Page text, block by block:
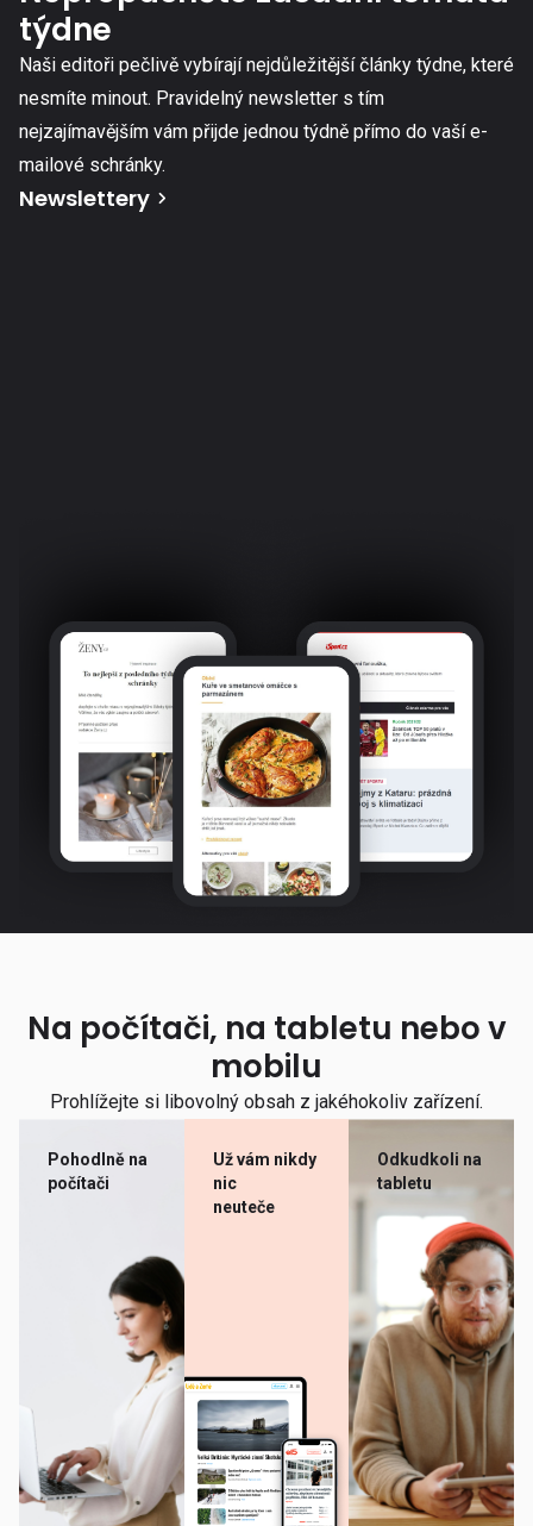
týdne
Naši editoři pečlivě vybírají nejdůležitější články týdne, které
nesmíte minout. Pravidelný newsletter s tím
nejzajímavějším vám přijde jednou týdně přímo do vaší e-
mailové schránky.
Newslettery
Na počítači, na tabletu nebo v
mobilu
Prohlížejte si libovolný obsah z jakéhokoliv zařízení.
Pohodlně na
počítači
Už vám nikdy
nic
neuteče
Odkudkoli na
tabletu